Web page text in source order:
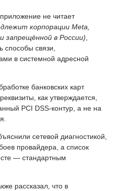
не читает
корпорации Meta,
запрещённой в России),
способы связи,
в системной адресной
банковских карт
как утверждается,
PCI DSS-контур, а не на
сетевой диагностикой,
провайдера, а список
— стандартным
рассказал, что в